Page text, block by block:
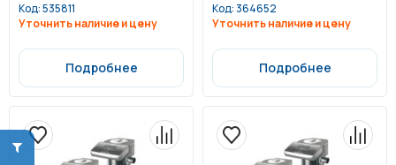
Код:535811
Уточнить наличие и цену
Подробнее
Код:364652
Уточнить наличие и цену
Подробнее